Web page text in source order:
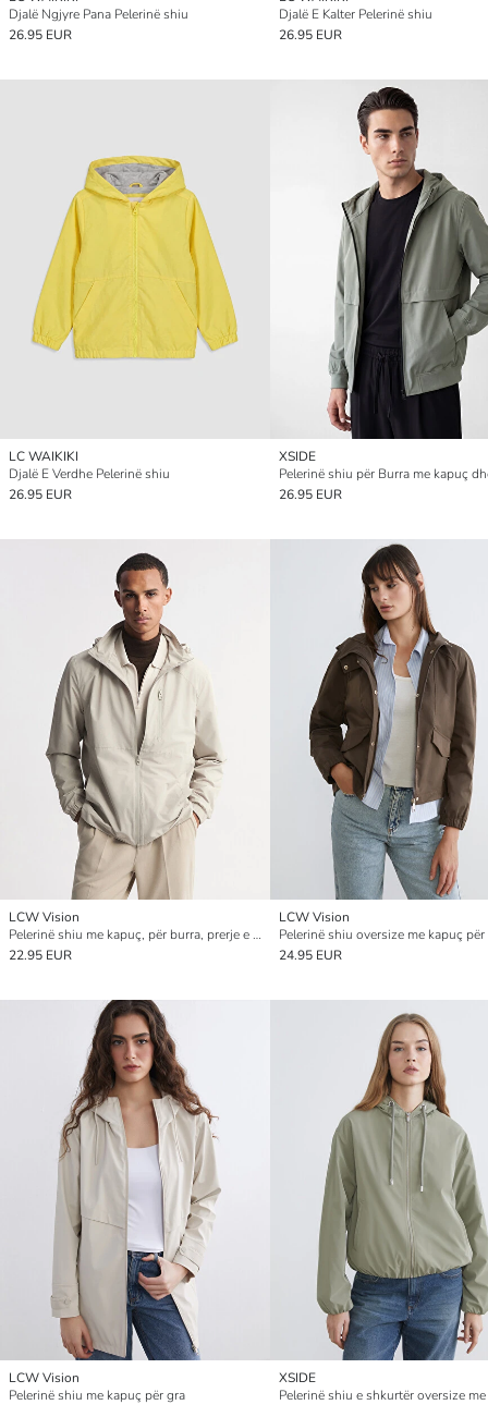
Djalë Ngjyre Pana Pelerinë shiu
26.95 EUR
Djalë E Kalter Pelerinë shiu
26.95 EUR
LC WAIKIKI
Djalë E Verdhe Pelerinë shiu
26.95 EUR
XSIDE
26.95 EUR
LCW Vision
Pelerinë shiu me kapuç, për burra, prerje e rregullt
22.95 EUR
LCW Vision
Pelerinë shiu oversize me kapuç për
24.95 EUR
LCW Vision
Pelerinë shiu me kapuç për gra
XSIDE